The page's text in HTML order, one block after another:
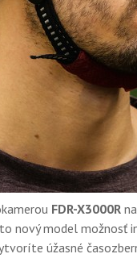
FDR-X3000R
model možnosť
úžasné